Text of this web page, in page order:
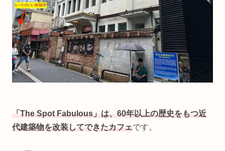
「The Spot Fabulous」は、60年以上の歴史をもつ近
代建築物を改装してできたカフェです。